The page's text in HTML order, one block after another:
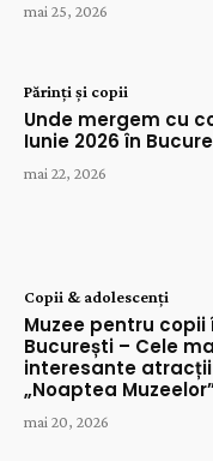
mai 25, 2026
Părinți și copii
Unde mergem cu
Iunie 2026 în
mai 22, 2026
Copii & adolescenți
Muzee pentru copii
București – Cele
interesante
„Noaptea
mai 20, 2026